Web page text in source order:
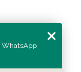
WhatsApp